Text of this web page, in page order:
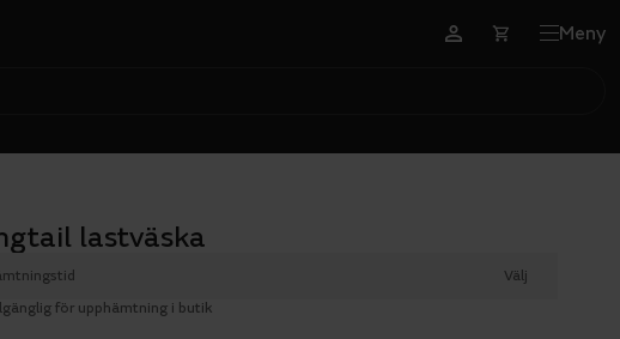
Meny
lastväska
Välj
för upphämtning i butik